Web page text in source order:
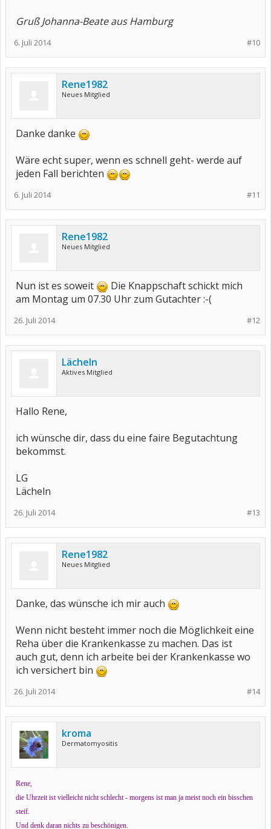
Gruß Johanna-Beate aus Hamburg
#10
6. Juli 2014
Rene1982
Neues Mitglied
Danke danke
Wäre echt super, wenn es schnell geht- werde auf
jeden Fall berichten
#11
6. Juli 2014
Rene1982
Neues Mitglied
Nun ist es soweit
Die Knappschaft schickt mich
am Montag um 07.30 Uhr zum Gutachter :-(
#12
26. Juli 2014
Lächeln
Aktives Mitglied
Hallo Rene,
ich wünsche dir, dass du eine faire Begutachtung
bekommst.
LG
Lächeln
#13
26. Juli 2014
Rene1982
Neues Mitglied
Danke, das wünsche ich mir auch
Wenn nicht besteht immer noch die Möglichkeit eine
Reha über die Krankenkasse zu machen. Das ist
auch gut, denn ich arbeite bei der Krankenkasse wo
ich versichert bin
#14
26. Juli 2014
kroma
Dermatomyositis
Rene,
die Uhrzeit ist vielleicht nicht schlecht - morgens ist man ja meist noch ein bisschen
steif.
Und denk daran nichts zu beschönigen.